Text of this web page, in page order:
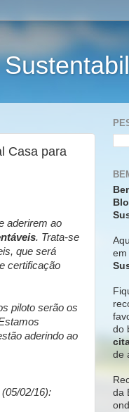
Casa para
aderirem ao
. Trata-se
que será
certificação
piloto serão os
aderindo ao
02/16):
em
do
de
da